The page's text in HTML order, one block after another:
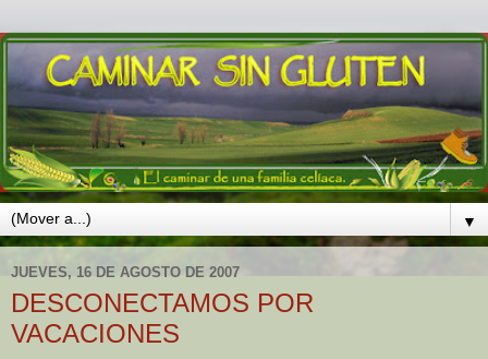
▼
JUEVES, 16 DE AGOSTO DE 2007
DESCONECTAMOS POR
VACACIONES